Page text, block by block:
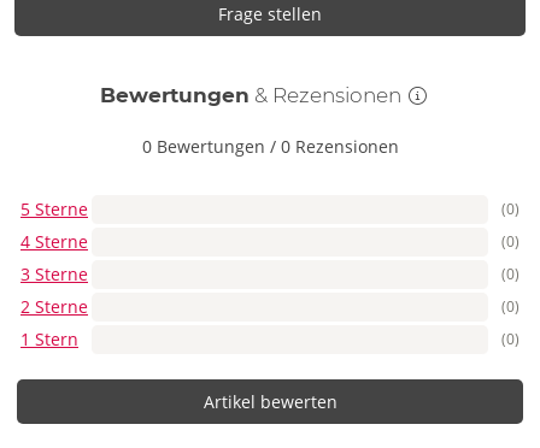
Frage stellen
Bewertungen & Rezensionen
0 Bewertungen / 0 Rezensionen
5 Sterne (0)
4 Sterne (0)
3 Sterne (0)
2 Sterne (0)
1 Stern (0)
Artikel bewerten